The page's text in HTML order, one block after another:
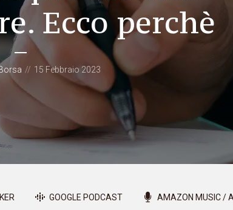
Ecco perchè
15 Febbraio 2023
GOOGLE PODCAST AMAZON MUSIC /